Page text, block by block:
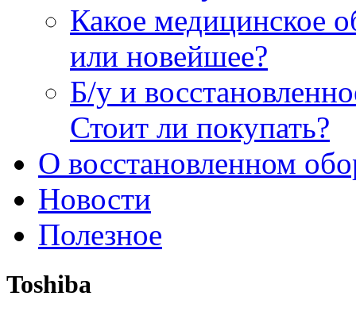
Какое медицинское
или новейшее?
Б/у и
Стоит ли покупать?
О восстановленном
Новости
Полезное
Toshiba